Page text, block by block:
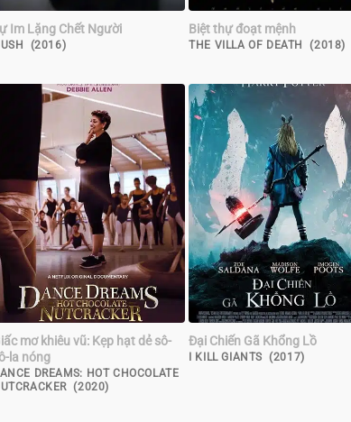
Im Lặng Chết Người
(2016)
Biệt thự đoạt mệnh
THE VILLA OF DEATH (2018)
mơ khiêu vũ: Kẹp hạt dẻ sô-
la nóng
DREAMS: HOT CHOCOLATE
(2020)
Đại Chiến Gã Khổng Lồ
I KILL GIANTS (2017)